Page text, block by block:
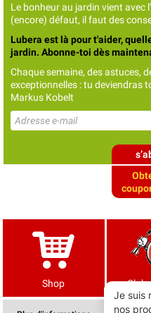
Le bonheur au jardin vient avec
(encore) défaut, il faut des
Lubera est là pour t'aider,
jardin. Abonne-toi dès
Chaque semaine, des astuces,
exceptionnelles : tu deviendras
Markus Kobelt
Shop Club